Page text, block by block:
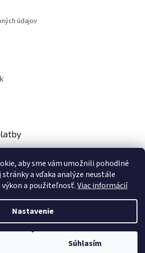
aby sme vám umožnili pohodlné
a vďaka analýze neustále
a použiteľnosť.Viac informácií
Nastavenie
Súhlasím
údajov
Všetky práva vyhradené.Upraviť nastavenie